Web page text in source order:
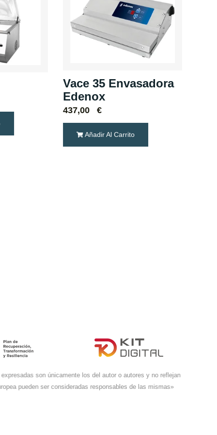
Vace 35 Envasadora
Edenox
437,00 €
Añadir Al Carrito
son únicamente los del autor o autores y no reflejan
pueden ser consideradas responsables de las mismas»